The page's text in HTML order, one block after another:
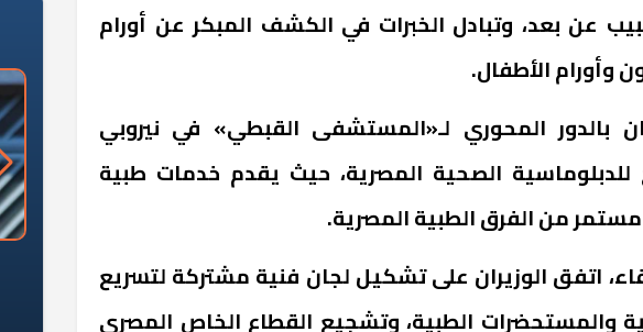
عن بعد، وتبادل الخبرات في الكشف المبكر عن أورام
وأورام الأطفال.
بالدور المحوري لـ«المستشفى القبطي» في نيروبي
للدبلوماسية الصحية المصرية، حيث يقدم خدمات طبية
من الفرق الطبية المصرية.
اتفق الوزيران على تشكيل لجان فنية مشتركة لتسريع
والمستحضرات الطبية، وتشجيع القطاع الخاص المصري
«وزارة الآثار»: العُثور على 10 توابيت
خشبية بفناء مقبرة "باكي"
سلامة الغذاء: 285 ألف طن صادرات
غذائية في أسبوع